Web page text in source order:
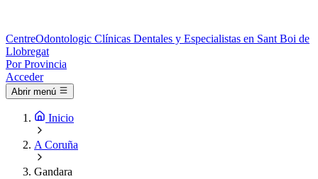
CentreOdontologic Clínicas Dentales y Especialistas en Sant Boi de
Llobregat
Por Provincia
Acceder
Abrir menú
Inicio
A Coruña
Gandara